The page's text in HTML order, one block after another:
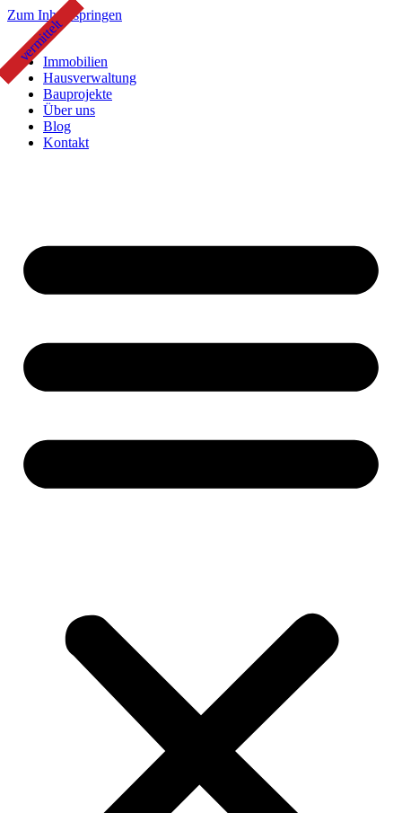
Zum Inhalt springen
Immobilien
Hausverwaltung
Bauprojekte
Über uns
Blog
Kontakt
vermittelt
vermittelt
vermittelt